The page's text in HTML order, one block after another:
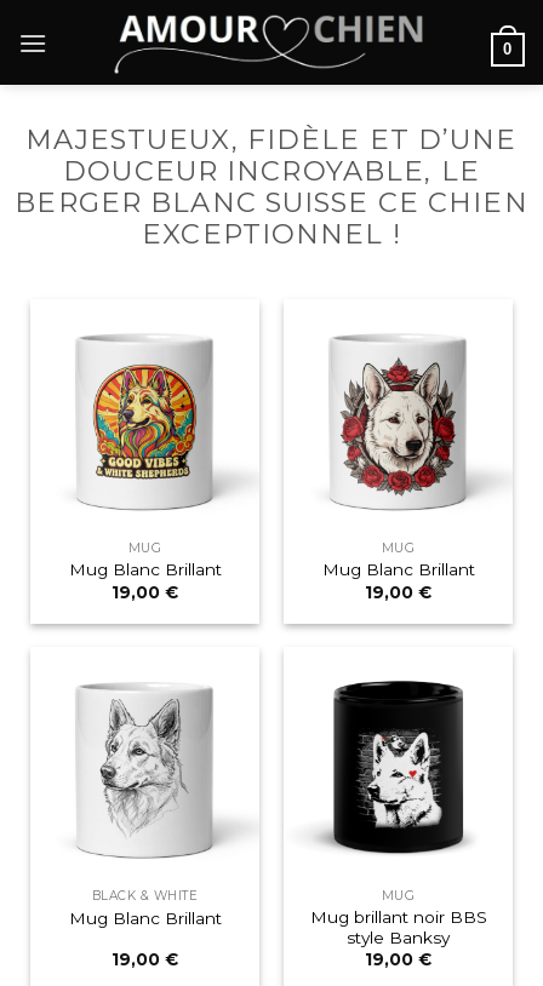
au
0
MAJESTUEUX, FIDÈLE ET D’UNE
DOUCEUR INCROYABLE, LE
BERGER BLANC SUISSE CE CHIEN
EXCEPTIONNEL !
MUG
Mug Blanc Brillant
19,00 €
MUG
Mug Blanc Brillant
19,00 €
BLACK & WHITE
Mug Blanc Brillant
19,00 €
MUG
Mug brillant noir BBS
style Banksy
19,00 €